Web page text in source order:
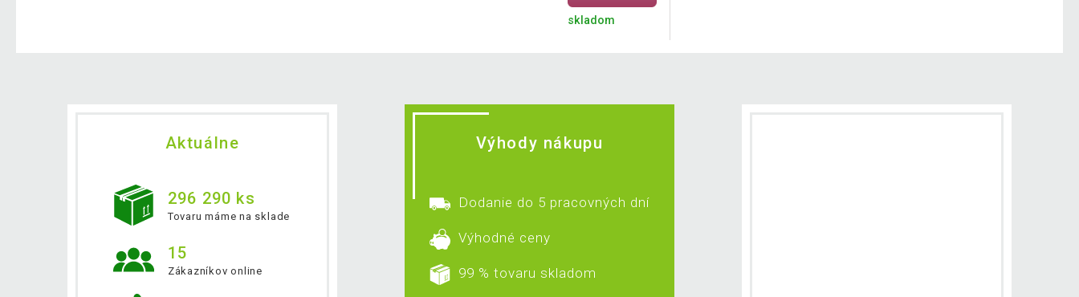
skladom
Aktuálne
296 290 ks
Tovaru máme na sklade
15
Zákazníkov online
Výhody nákupu
Dodanie do 5 pracovných dní
Výhodné ceny
99 % tovaru skladom